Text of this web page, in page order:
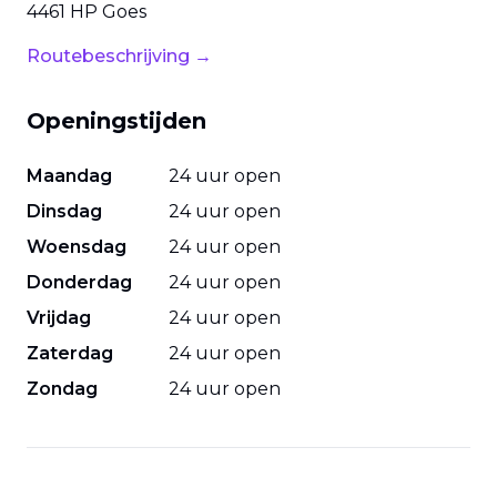
4461 HP Goes
Routebeschrijving →
Openingstijden
Maandag
24 uur open
Dinsdag
24 uur open
Woensdag
24 uur open
Donderdag
24 uur open
Vrijdag
24 uur open
Zaterdag
24 uur open
Zondag
24 uur open